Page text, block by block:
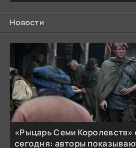
Новости
«Рыцарь Семи Королевств»
сегодня: авторы